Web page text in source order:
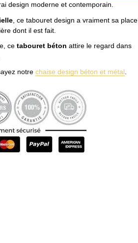
design moderne et contemporain.
, ce tabouret design a vraiment sa place
dont il est fait.
ce tabouret béton attire le regard dans
notre chaise design béton et métal.